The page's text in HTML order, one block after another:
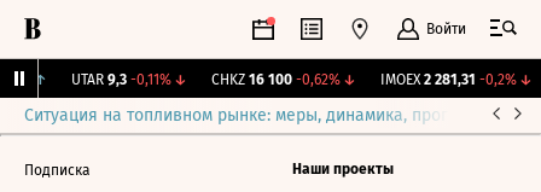
Войти
↑ UTAR 9,3 -0,11%↓ CHKZ 16 100 -0,62%↓ IMOEX 2 281,31 -0,2%↓
Ситуация на топливном рынке: меры, динамика, прогнозы
Подписка Наши проекты